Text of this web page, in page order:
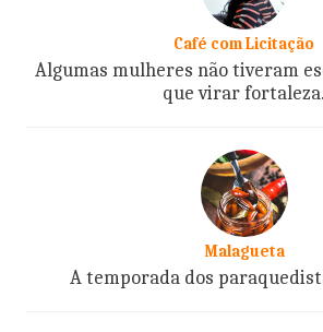
Café com Licitação
Algumas mulheres não tiveram
que virar fortaleza.
Malagueta
A temporada dos